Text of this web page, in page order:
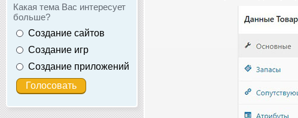
Какая тема Вас интересует
больше?
Создание сайтов
Создание игр
Создание приложений